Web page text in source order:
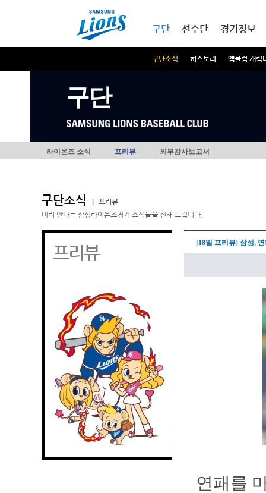
구단
구단소식 히스토리 엠블럼 캐릭
선수단 경기정보
구단
라이온즈 소식 프리뷰 외부감사보고서
구단소식
프리뷰
미리 만나는 삼성라이온즈경기 소식들을 전해 드립니다.
프리뷰 [18일 프리뷰] 삼성,
연패를